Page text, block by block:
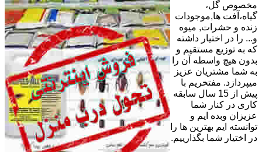
مخصوص گل،
گیاه،آفت ها,موجودات
زنده و حشرات, میوه
و... را در اختیار داشته
که به توزیع مستقیم و
بدون هیچ واسطه آن را
به شما مشتریان عزیز
میپردازد. مفتخریم با
پیش از 15 سال سابقه
کاری در کنار شما
عزیزان وبده ایم و
توانسته ایم بهترین ها را
در اختیار شما بگذارییم.